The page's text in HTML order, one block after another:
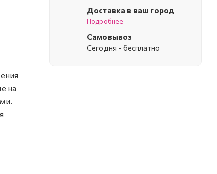
на
Доставка в ваш город
Подробнее
Самовывоз
Cегодня - бесплатно